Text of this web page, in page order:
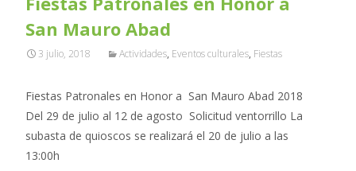
San Mauro Abad
3 julio, 2018 Actividades, Eventos culturales, Fiestas
Fiestas Patronales en Honor a San Mauro Abad 2018
Del 29 de julio al 12 de agosto Solicitud ventorrillo La
subasta de quioscos se realizará el 20 de julio a las
13:00h